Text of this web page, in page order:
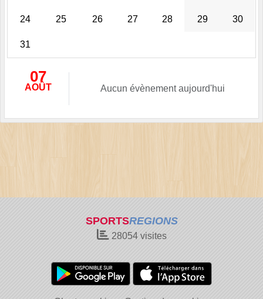
24 25 26 27 28 29 30
31
07
AOÛT Aucun évènement aujourd'hui
SPORTSREGIONS
28054visites